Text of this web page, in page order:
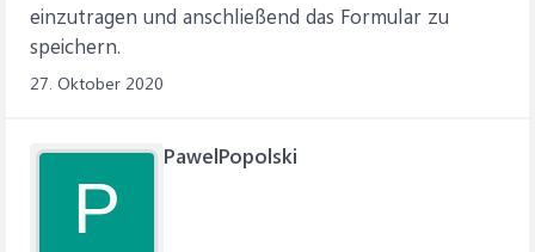
einzutragen und anschließend das Formular zu
speichern.
27. Oktober 2020
P
PawelPopolski